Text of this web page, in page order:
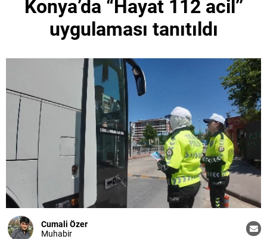
Konya’da “Hayat 112 acil’’
uygulaması tanıtıldı
Cumali Özer
Muhabir